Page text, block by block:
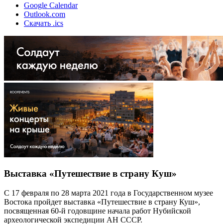
Google Calendar
Outlook.com
Скачать .ics
Выставка «Путешествие в страну Куш»
С 17 февраля по 28 марта 2021 года в Государственном музее
Востока пройдет выставка «Путешествие в страну Куш»,
посвященная 60-й годовщине начала работ Нубийской
археологической экспедиции АН СССР.